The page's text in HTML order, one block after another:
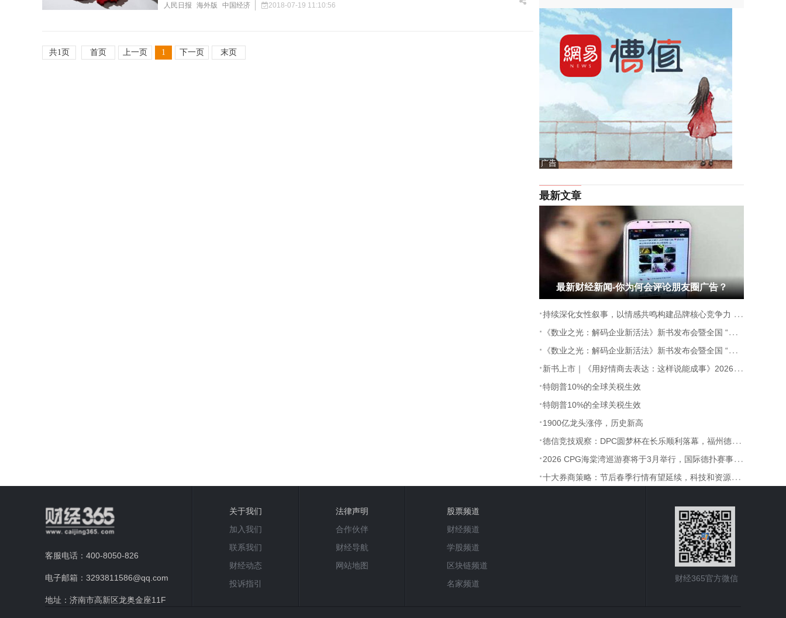
人民日报 海外版 中国经济 2018-07-19 11:10:56
共1页 首页 上一页 1 下一页 末页
最新文章
最新财经新闻-你为何会评论朋友圈广告？
·持续深化女性叙事，以情感共鸣构建品牌核心竞争力 MAIA ACTIVE发起“动起来，不怕再来”全新号召
· 《数业之光：解码企业新活法》新书发布会暨全国 “两会” 精神学习贯彻与当前经济形势座谈会在京成功举办
· 《数业之光：解码企业新活法》新书发布会暨全国 “两会” 精神学习贯彻与当前经济形势座谈会在京成功举办
·新书上市｜《用好情商去表达：这样说能成事》2026 年 3 月重磅发布
·特朗普10%的全球关税生效
·特朗普10%的全球关税生效
·1900亿龙头涨停，历史新高
·德信竞技观察：DPC圆梦杯在长乐顺利落幕，福州德扑赛事释放文旅融合新动能——福建智力竞技产业迎来新发展
·2026 CPG海棠湾巡游赛将于3月举行，国际德扑赛事持续释放海南三亚赛事经济效应
·十大券商策略：节后春季行情有望延续，科技和资源品是核心配置主线
客服电话：400-8050-826
电子邮箱：3293811586@qq.com
地址：济南市高新区龙奥金座11F
关于我们
加入我们
联系我们
财经动态
投诉指引
法律声明
合作伙伴
财经导航
网站地图
股票频道
财经频道
学股频道
区块链频道
名家频道
财经365官方微信